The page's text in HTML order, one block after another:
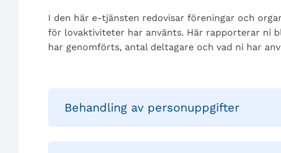
I den här e-tjänsten redovisar föreningar och
för lovaktiviteter har använts. Här rapporterar ni
har genomförts, antal deltagare och vad ni har
Behandling av personuppgifter